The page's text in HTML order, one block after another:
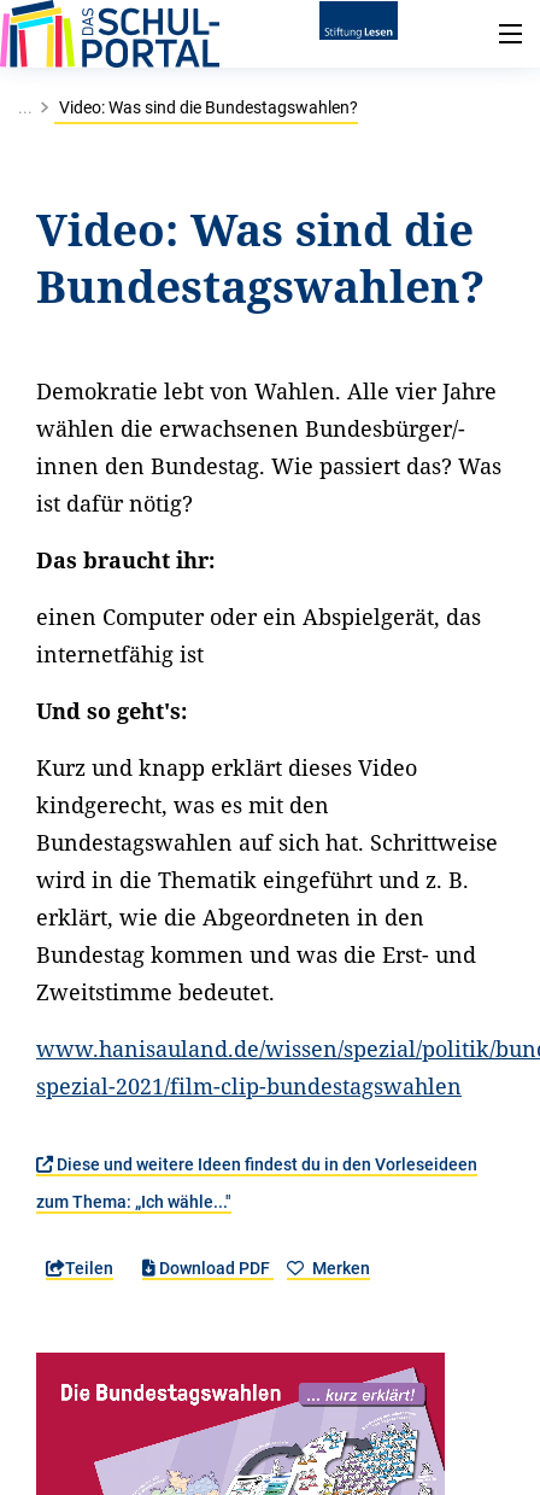
... Video: Was sind die Bundestagswahlen?
Video: Was sind die
Bundestagswahlen?
Demokratie lebt von Wahlen. Alle vier Jahre
wählen die erwachsenen Bundesbürger/-
innen den Bundestag. Wie passiert das? Was
ist dafür nötig?
Das braucht ihr:
einen Computer oder ein Abspielgerät, das
internetfähig ist
Und so geht's:
Kurz und knapp erklärt dieses Video
kindgerecht, was es mit den
Bundestagswahlen auf sich hat. Schrittweise
wird in die Thematik eingeführt und z. B.
erklärt, wie die Abgeordneten in den
Bundestag kommen und was die Erst- und
Zweitstimme bedeutet.
www.hanisauland.de/wissen/spezial/politik/
spezial-2021/film-clip-bundestagswahlen
Diese und weitere Ideen findest du in den Vorleseideen
zum Thema: „Ich wähle..."
Teilen Download PDF Merken